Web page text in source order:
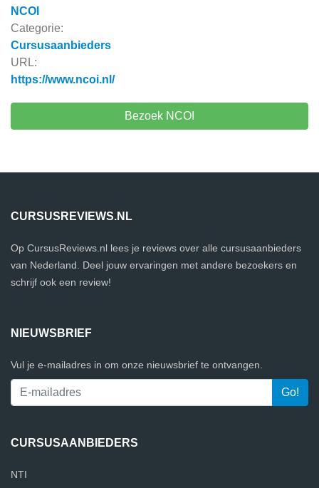
NCOI
Categorie:
Cursusaanbieders
URL:
https://www.ncoi.nl/
Bezoek NCOI
CURSUSREVIEWS.NL
Op CursusReviews.nl lees je reviews over alle cursusaanbieders
van Nederland. Deel jouw ervaringen met andere bezoekers en
schrijf ook een review!
NIEUWSBRIEF
Vul je e-mailadres in om onze nieuwsbrief te ontvangen.
CURSUSAANBIEDERS
NTI